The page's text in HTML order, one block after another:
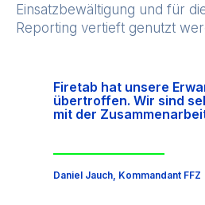
Einsatzbewältigung und für
Reporting vertieft genutzt
Firetab hat unsere
übertroffen. Wir sind
mit der
Daniel Jauch, Kommandant FFZ